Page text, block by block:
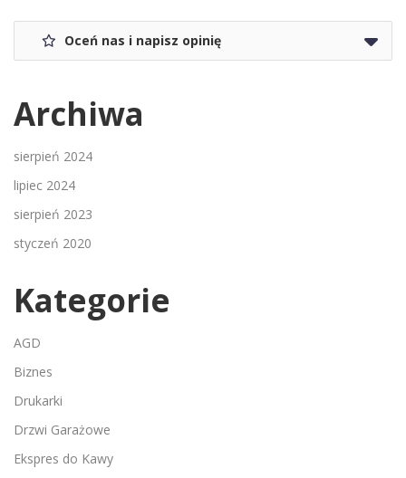
Oceń nas i napisz opinię
Archiwa
sierpień 2024
lipiec 2024
sierpień 2023
styczeń 2020
Kategorie
AGD
Biznes
Drukarki
Drzwi Garażowe
Ekspres do Kawy